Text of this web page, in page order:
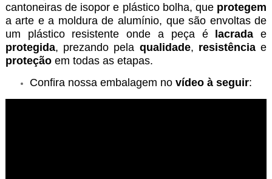
cantoneiras de isopor e plástico bolha, que protegem
a arte e a moldura de alumínio, que são envoltas de
um plástico resistente onde a peça é lacrada e
protegida, prezando pela qualidade, resistênciae
proteçãoem todas as etapas.
Confira nossa embalagem no vídeo à seguir: